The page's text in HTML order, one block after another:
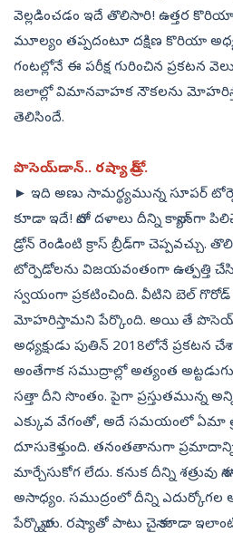
వెల్లడించడం ఇదే తొలిసారి! ఉత్తర కొరియా
మూల్యం తప్పదంటూ దక్షిణ కొరియా
గంటల్లోనే ఈ పరీక్ష గురించిన ప్రకటన
జలాల్లో విమానవాహక నౌకలను
తెలిసిందే.
పొసెయ్‌డాన్‌.. రష్యా డ్రోన్‌..
► ఇది అణు సామర్థ్యమున్న సూపర్‌
కూడా ఇదే! నాటో దళాలు దీన్ని కాన్యాన్‌గా
డ్రోన్‌ రెండింటి క్రాస్‌ బ్రీడ్‌గా
టోర్పెడోలను విజయవంతంగా ఉత్పత్తి
స్వయంగా ప్రకటించింది. వీటిని బెల్‌
మోహరిస్తామని పేర్కొంది. అయి తే
అధ్యక్షుడు పుతిన్‌ 2018లోనే ప్రకటన
అంతేగాక సముద్రాల్లో అత్యంత
సత్తా దీని సొంతం. పైగా ప్రస్తుతమున్న
ఎక్కువ వేగంతో, అదే సమయంలో ఏమా
దూసుకెళ్తుంది. తనంతతానుగా
మార్చేసుకోగ లేదు. కనుక దీన్ని
అసాధ్యం. సముద్రంలో దీన్ని
పేర్కొన్నారు. రష్యాతో పాటు చైనా కూడా